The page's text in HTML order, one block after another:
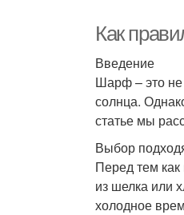
Как
Введение
Шарф – это не
солнца.
статье мы
Выбор
Перед тем
из шелка или
холодное